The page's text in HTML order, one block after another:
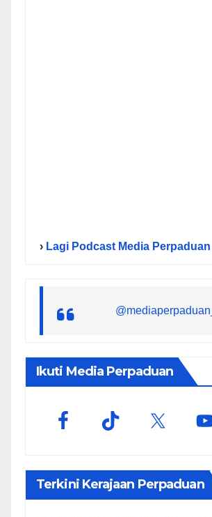
› Lagi Podcast Media Perpaduan
@mediaperpaduan_
Ikuti Media Perpaduan
Terkini Kerajaan Perpaduan